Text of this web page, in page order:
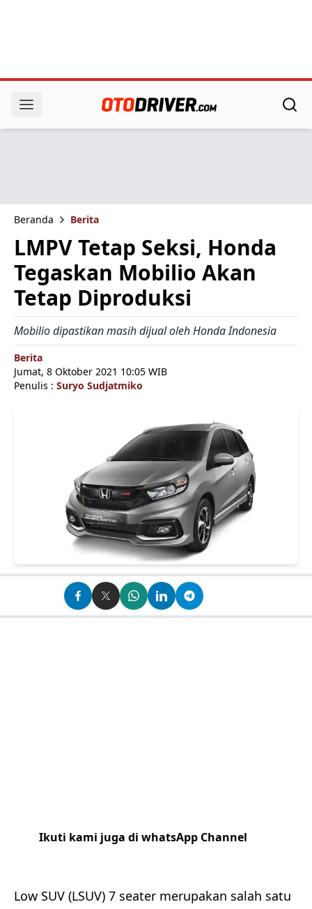
Beranda Berita
LMPV Tetap Seksi, Honda
Tegaskan Mobilio Akan
Tetap Diproduksi
Mobilio dipastikan masih dijual oleh Honda Indonesia
Berita
Jumat, 8 Oktober 2021 10:05 WIB
Penulis : Suryo Sudjatmiko
Ikuti kami juga di whatsApp Channel
Low SUV (LSUV) 7 seater merupakan salah satu